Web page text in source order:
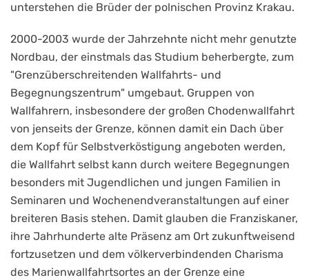
unterstehen die Brüder der polnischen Provinz Krakau.
2000-2003 wurde der Jahrzehnte nicht mehr genutzte
Nordbau, der einstmals das Studium beherbergte, zum
"Grenzüberschreitenden Wallfahrts- und
Begegnungszentrum" umgebaut. Gruppen von
Wallfahrern, insbesondere der großen Chodenwallfahrt
von jenseits der Grenze, können damit ein Dach über
dem Kopf für Selbstverköstigung angeboten werden,
die Wallfahrt selbst kann durch weitere Begegnungen
besonders mit Jugendlichen und jungen Familien in
Seminaren und Wochenendveranstaltungen auf einer
breiteren Basis stehen. Damit glauben die Franziskaner,
ihre Jahrhunderte alte Präsenz am Ort zukunftweisend
fortzusetzen und dem völkerverbindenden Charisma
des Marienwallfahrtsortes an der Grenze eine